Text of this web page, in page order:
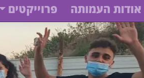
אודות העמותה פרוייקטים